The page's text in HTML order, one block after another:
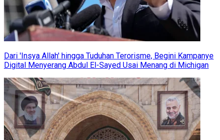
Dari 'Insya Allah' hingga Tuduhan Terorisme, Begini Kampanye
Digital Menyerang Abdul El-Sayed Usai Menang di Michigan